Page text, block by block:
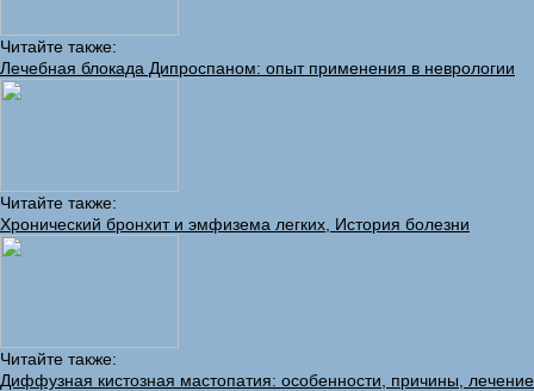
Читайте также:
Лечебная блокада Дипроспаном: опыт применения в неврологии
Читайте также:
Хронический бронхит и эмфизема легких, История болезни
Читайте также:
Диффузная кистозная мастопатия: особенности, причины, лечение